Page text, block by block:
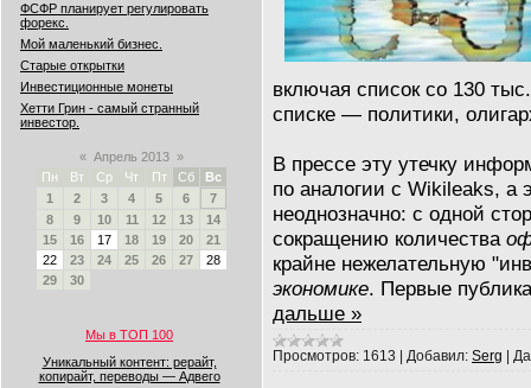
ФСФР планирует регулировать
форекс.
Мой маленький бизнес.
Старые открытки
Инвестиционные монеты
Хетти Грин - самый странный
инвестор.
« Апрель 2013 »
Пн
Вт Ср Чт Пт Сб
Вс
1
2 3 4 5 6
7
8
9 10 11 12 13
14
15
16 17 18 19 20
21
22
23 24 25 26 27
28
29
30
Мы в ТОП 100
Уникальный контент: рерайт,
копирайт, переводы — Адвего
включая список со 130
списке — политики,
В прессе эту утечку
по аналогии с Wikileaks, а
неоднозначно: с одной
сокращению количества
крайне нежелательную
экономике. Первые
дальше »
Просмотров: 1613 | Добавил: Serg |